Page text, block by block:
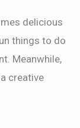
delicious
things to do
Meanwhile,
creative